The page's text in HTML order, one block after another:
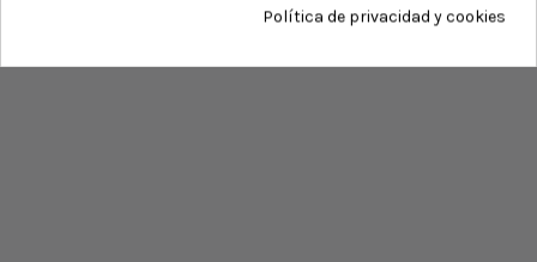
Política de privacidad y cookies